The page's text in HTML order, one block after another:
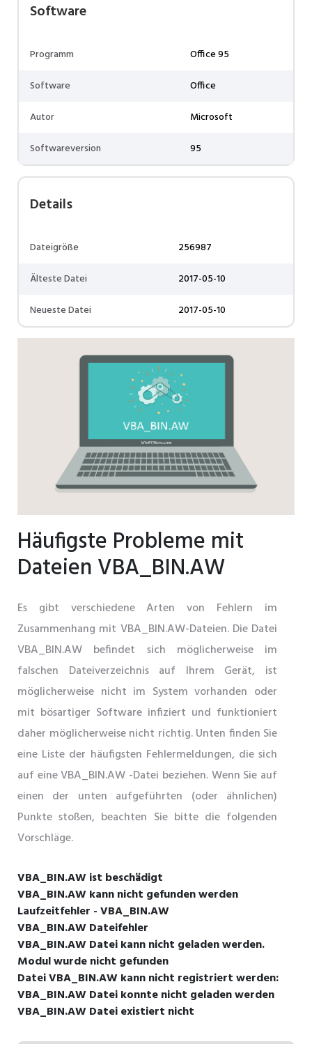
Software
Programm
Office 95
Software
Office
Autor
Microsoft
Softwareversion
95
Details
Dateigröße
256987
Älteste Datei
2017-05-10
Neueste Datei
2017-05-10
Häufigste Probleme mit
Dateien VBA_BIN.AW
Es gibt verschiedene Arten von Fehlern im
Zusammenhang mit VBA_BIN.AW-Dateien. Die Datei
VBA_BIN.AW befindet sich möglicherweise im
falschen Dateiverzeichnis auf Ihrem Gerät, ist
möglicherweise nicht im System vorhanden oder
mit bösartiger Software infiziert und funktioniert
daher möglicherweise nicht richtig. Unten finden Sie
eine Liste der häufigsten Fehlermeldungen, die sich
auf eine VBA_BIN.AW -Datei beziehen. Wenn Sie auf
einen der unten aufgeführten (oder ähnlichen)
Punkte stoßen, beachten Sie bitte die folgenden
Vorschläge.
VBA_BIN.AW ist beschädigt
VBA_BIN.AW kann nicht gefunden werden
Laufzeitfehler - VBA_BIN.AW
VBA_BIN.AW Dateifehler
VBA_BIN.AW Datei kann nicht geladen werden.
Modul wurde nicht gefunden
Datei VBA_BIN.AW kann nicht registriert werden:
VBA_BIN.AW Datei konnte nicht geladen werden
VBA_BIN.AW Datei existiert nicht